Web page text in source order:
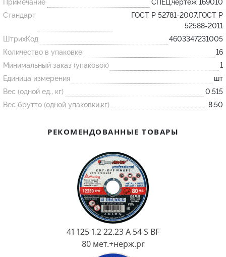
Трубка
Стержень
Пробка
Подставка
Лодочка
Контакт
Желоб
Примечание
СПЕЦ.чертеж 169010
Стандарт
ГОСТ Р 52781-2007,ГОСТ Р
52588-2011
ШтрихКод
4603347231005
Количество в упаковке
16
Минимальный заказ (упаковок)
1
Единица измерения
шт
Вес (одной ед., кг)
0.515
Вес брутто (одной упаковки,кг)
8.50
РЕКОМЕНДОВАННЫЕ ТОВАРЫ
41 125 1.2 22.23 A 54 S BF
80 мет.+нерж.pr